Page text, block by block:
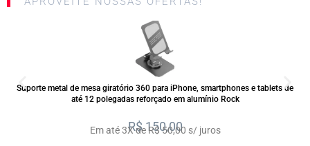
Suporte metal de mesa giratório 360 para iPhone, smartphones e tablets de
até 12 polegadas reforçado em alumínio Rock
R$150,00
Em até 3X de R$ 50,00 s/ juros